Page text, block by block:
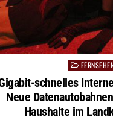
Posted
schnelles
Neue
Haushalte im